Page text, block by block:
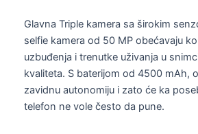
Glavna Triple kamera sa širokim
selfie kamera od 50 MP obećavaju
uzbuđenja i trenutke uživanja u
kvaliteta. S baterijom od 4500 mAh,
zavidnu autonomiju i zato će ka
telefon ne vole često da pune.